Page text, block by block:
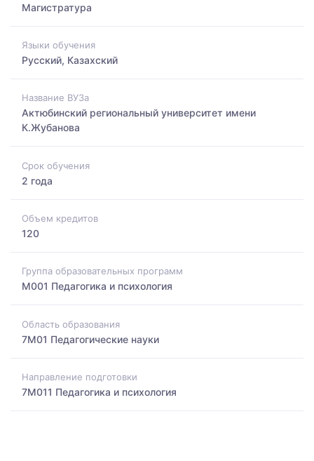
Магистратура
Языки обучения
Русский, Казахский
Название ВУЗа
Актюбинский региональный университет имени
К.Жубанова
Срок обучения
2 года
Объем кредитов
120
Группа образовательных программ
M001 Педагогика и психология
Область образования
7M01 Педагогические науки
Направление подготовки
7M011 Педагогика и психология